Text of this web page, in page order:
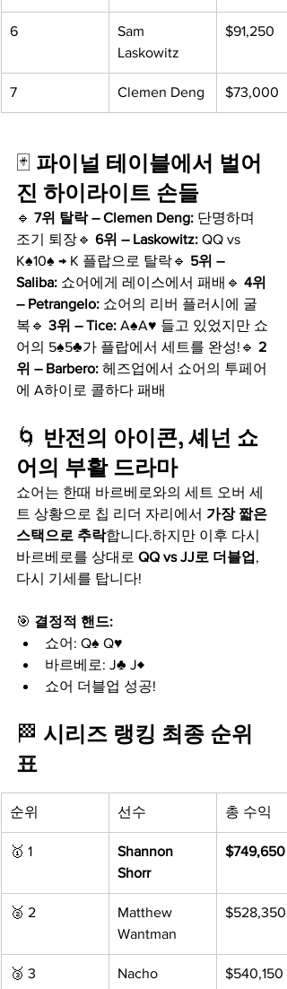
6
Sam
Laskowitz
$91,250
7 Clemen Deng $73,000
🃏 파이널 테이블에서 벌어
진 하이라이트 손들
🔹 7위 탈락 – Clemen Deng: 단명하며
조기 퇴장🔹 6위 – Laskowitz: QQ vs
K♠10♠ → K 플랍으로 탈락🔹 5위 –
Saliba: 쇼어에게 레이스에서 패배🔹 4위
– Petrangelo: 쇼어의 리버 플러시에 굴
복🔹 3위 – Tice: A♠A♥ 들고 있었지만 쇼
어의 5♠5♣가 플랍에서 세트를 완성!🔹 2
위 – Barbero: 헤즈업에서 쇼어의 투페어
에 A하이로 콜하다 패배
🌀 반전의 아이콘, 셰넌 쇼
어의 부활 드라마
쇼어는 한때 바르베로와의 세트 오버 세
트 상황으로 칩 리더 자리에서 가장 짧은
스택으로 추락합니다.하지만 이후 다시
바르베로를 상대로 QQ vs JJ로 더블업 ,
다시 기세를 탑니다!
🎯 결정적 핸드:
쇼어: Q♠ Q♥
바르베로: J♣ J♦
쇼어 더블업 성공!
🏁 시리즈 랭킹 최종 순위
표
순위 선수 총 수익
🥇 1
Shannon
Shorr
$749,650
🥈 2
Matthew
Wantman
$528,350
🥉 3
Nacho
$540,150